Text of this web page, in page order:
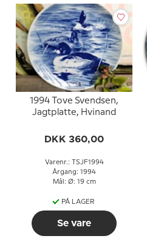
1994 Tove Svendsen,
Jagtplatte, Hvinand
DKK 360,00
Varenr.: TSJF1994
Årgang: 1994
Mål: Ø: 19 cm
PÅ LAGER
Se vare